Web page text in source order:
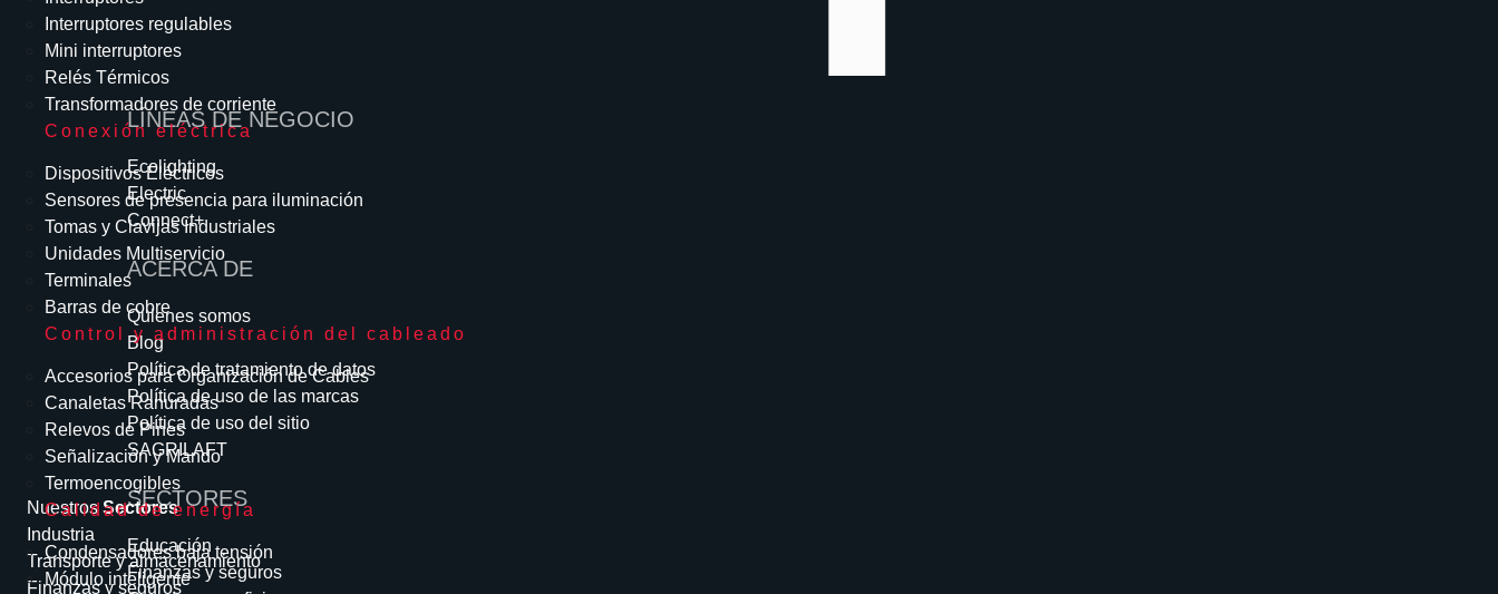
LÍNEAS DE NEGOCIO
Ecolighting
Electric
Connect+
ACERCA DE
Quienes somos
Blog
Política de tratamiento de datos
Política de uso de las marcas
Política de uso del sitio
SAGRILAFT
SECTORES
Educación
Finanzas y seguros
NuestrosSectores
Industria
Transporte y almacenamiento
Finanzas y seguros
Interruptores regulables
Mini interruptores
Relés Térmicos
Transformadores de corriente
Conexión eléctrica
Dispositivos Eléctricos
Sensores de presencia para iluminación
Tomas y Clavijas Industriales
Unidades Multiservicio
Terminales
Barras de cobre
Control y administración del cableado
Accesorios para Organización de Cables
Canaletas Ranuradas
Relevos de Pines
Señalización y Mando
Termoencogibles
Calidad de energía
Condensadores baja tensión
Módulo inteligente